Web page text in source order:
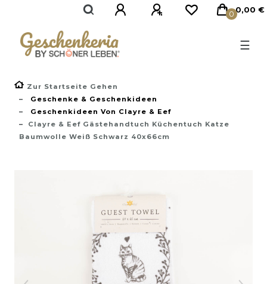
0 0,00 €
☰
Zur Startseite Gehen
Geschenke & Geschenkideen
Geschenkideen Von Clayre & Eef
Clayre & Eef Gästehandtuch Küchentuch Katze
Baumwolle Weiß Schwarz 40x66cm